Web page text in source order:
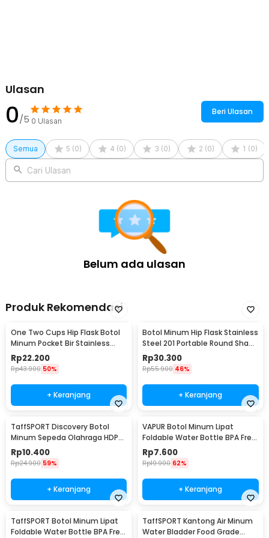
Ulasan
0/5 0 Ulasan
Beri Ulasan
Semua 5 (0) 4 (0) 3 (0) 2 (0) 1 (0)
Cari Ulasan
Belum ada ulasan
Produk Rekomendasi
One Two Cups Hip Flask Botol
Minum Pocket Bir Stainless
Steel 201 8oz - MS351
Rp22.200
Rp43.900 50%
+ Keranjang
Botol Minum Hip Flask Stainless
Steel 201 Portable Round Shape
150ml - B-5
Rp30.300
Rp55.900 46%
+ Keranjang
TaffSPORT Discovery Botol
Minum Sepeda Olahraga HDPE
Dust Cover 650ml - 3026
Rp10.400
Rp24.900 59%
+ Keranjang
VAPUR Botol Minum Lipat
Foldable Water Bottle BPA Free
Karabiner 500ml - V5
Rp7.600
Rp19.900 62%
+ Keranjang
TaffSPORT Botol Minum Lipat
Foldable Water Bottle BPA Free
TaffSPORT Kantong Air Minum
Water Bladder Food Grade